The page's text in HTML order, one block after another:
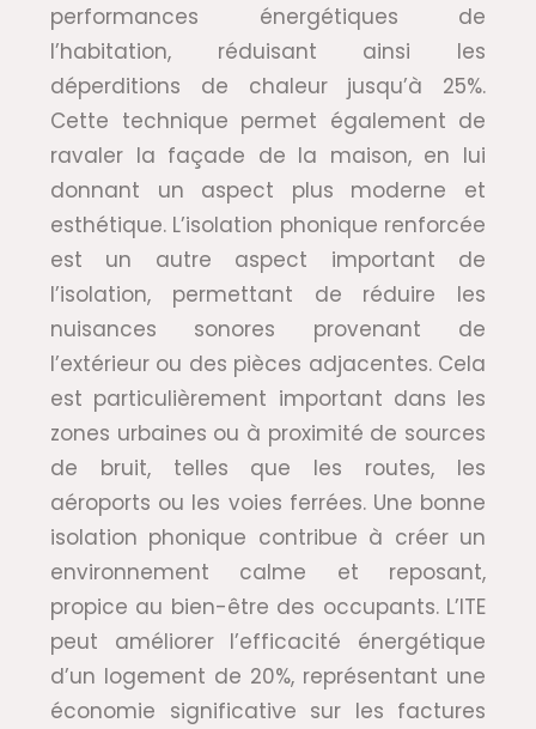
performances énergétiques de
l’habitation, réduisant ainsi les
déperditions de chaleur jusqu’à 25%.
Cette technique permet également de
ravaler la façade de la maison, en lui
donnant un aspect plus moderne et
esthétique. L’isolation phonique renforcée
est un autre aspect important de
l’isolation, permettant de réduire les
nuisances sonores provenant de
l’extérieur ou des pièces adjacentes. Cela
est particulièrement important dans les
zones urbaines ou à proximité de sources
de bruit, telles que les routes, les
aéroports ou les voies ferrées. Une bonne
isolation phonique contribue à créer un
environnement calme et reposant,
propice au bien-être des occupants. L’ITE
peut améliorer l’efficacité énergétique
d’un logement de 20%, représentant une
économie significative sur les factures